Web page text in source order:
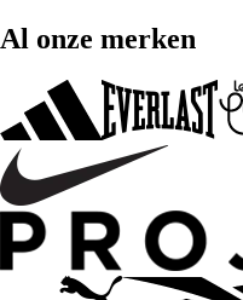
Al onze merken